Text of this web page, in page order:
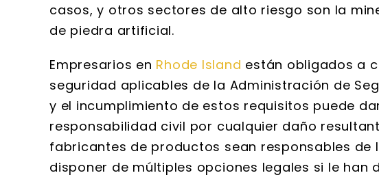
casos, y otros sectores de alto riesgo son la
de piedra artificial.
Empresarios en Rhode Island están obligados a
seguridad aplicables de la Administración de
y el incumplimiento de estos requisitos puede
responsabilidad civil por cualquier daño
fabricantes de productos sean responsables de
disponer de múltiples opciones legales si le